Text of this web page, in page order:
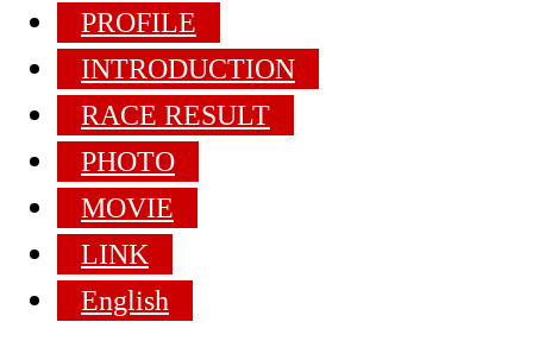
PROFILE
INTRODUCTION
RACE RESULT
PHOTO
MOVIE
LINK
English